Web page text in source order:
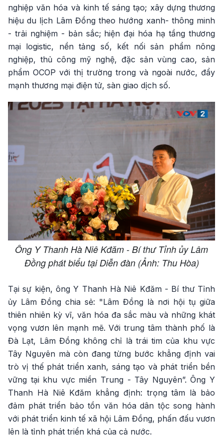
nghiệp văn hóa và kinh tế sáng tạo; xây dựng thương
hiệu du lịch Lâm Đồng theo hướng xanh- thông minh
- trải nghiệm - bản sắc; hiện đại hóa hạ tầng thương
mại logistic, nền tảng số, kết nối sản phẩm nông
nghiệp, thủ công mỹ nghệ, đặc sản vùng cao, sản
phẩm OCOP với thị trường trong và ngoài nước, đẩy
mạnh thương mại điện tử, sàn giao dịch số.
Ông Y Thanh Hà Niê Kđăm - Bí thư Tỉnh ủy Lâm
Đồng phát biểu tại Diễn đàn (Ảnh: Thu Hòa)
Tại sự kiện, ông Y Thanh Hà Niê Kđăm - Bí thư Tỉnh
ủy Lâm Đồng chia sẻ: "Lâm Đồng là nơi hội tụ giữa
thiên nhiên kỳ vĩ, văn hóa đa sắc màu và những khát
vọng vươn lên mạnh mẽ. Với trung tâm thành phố là
Đà Lạt, Lâm Đồng không chỉ là trái tim của khu vực
Tây Nguyên mà còn đang từng bước khẳng định vai
trò vị thế phát triển xanh, sáng tạo và phát triển bền
vững tại khu vực miền Trung - Tây Nguyên”. Ông Y
Thanh Hà Niê Kđăm khẳng định: trọng tâm là bảo
đảm phát triển bảo tồn văn hóa dân tộc song hành
với phát triển kinh tế xã hội Lâm Đồng, phấn đấu vươn
lên là tỉnh phát triển khá của cả nước.